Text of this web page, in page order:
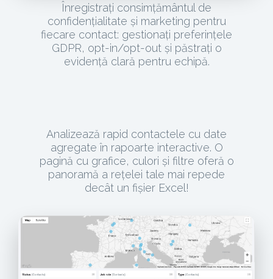
Înregistrați consimțământul de
confidențialitate și marketing pentru
fiecare contact: gestionați preferințele
GDPR, opt-in/opt-out și păstrați o
evidență clară pentru echipă.
Analizează rapid contactele cu date
agregate în rapoarte interactive. O
pagină cu grafice, culori și filtre oferă o
panoramă a rețelei tale mai repede
decât un fișier Excel!